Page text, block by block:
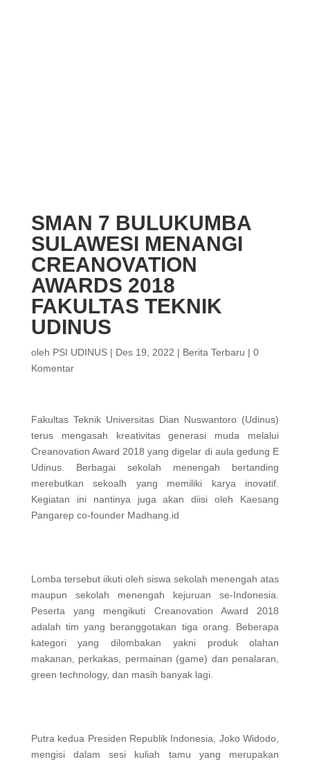
SMAN 7 BULUKUMBA
SULAWESI MENANGI
CREANOVATION
AWARDS 2018
FAKULTAS TEKNIK
UDINUS
oleh PSI UDINUS| Des 19, 2022 | Berita Terbaru | 0
Komentar
Fakultas Teknik Universitas Dian Nuswantoro (Udinus)
terus mengasah kreativitas generasi muda melalui
Creanovation Award 2018 yang digelar di aula gedung E
Udinus. Berbagai sekolah menengah bertanding
merebutkan sekoalh yang memiliki karya inovatif.
Kegiatan ini nantinya juga akan diisi oleh Kaesang
Pangarep co-founder Madhang.id
Lomba tersebut iikuti oleh siswa sekolah menengah atas
maupun sekolah menengah kejuruan se-Indonesia.
Peserta yang mengikuti Creanovation Award 2018
adalah tim yang beranggotakan tiga orang. Beberapa
kategori yang dilombakan yakni produk olahan
makanan, perkakas, permainan (game) dan penalaran,
green technology, dan masih banyak lagi.
Putra kedua Presiden Republik Indonesia, Joko Widodo,
mengisi dalam sesi kuliah tamu yang merupakan